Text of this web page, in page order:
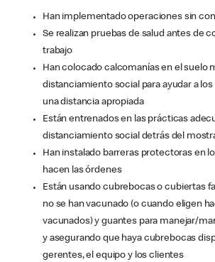
Han implementado operaciones sin
Se realizan pruebas de salud antes de
trabajo
Han colocado calcomanías en el suelo
distanciamiento social para ayudar a
una distancia apropiada
Están entrenados en las prácticas
distanciamiento social detrás del
Han instalado barreras protectoras en
hacen las órdenes
Están usando cubrebocas o cubiertas
no se han vacunado (o cuando eligen
vacunados) y guantes para manejar/
y asegurando que haya cubrebocas
gerentes, el equipo y los clientes